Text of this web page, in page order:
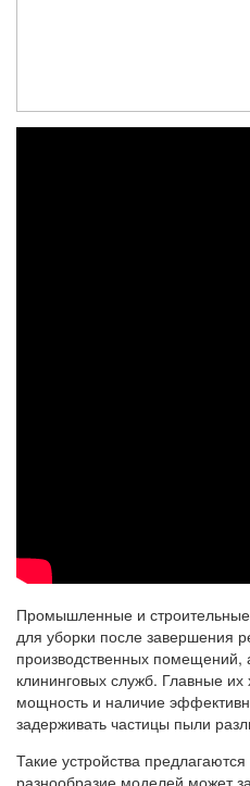
Промышленные и
для уборки после завершения
производственных помещений,
клининговых служб. Главные
мощность и наличие
задерживать частицы пыли
Такие устройства
разнообразие моделей может